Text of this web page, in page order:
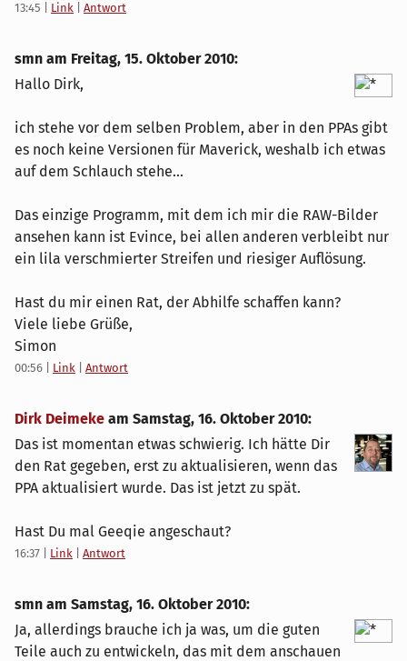
13:45 Link Antwort
smn am Freitag, 15. Oktober 2010:
Hallo Dirk,
ich stehe vor dem selben Problem, aber in den PPAs gibt
es noch keine Versionen für Maverick, weshalb ich etwas
auf dem Schlauch stehe...
Das einzige Programm, mit dem ich mir die RAW-Bilder
ansehen kann ist Evince, bei allen anderen verbleibt nur
ein lila verschmierter Streifen und riesiger Auflösung.
Hast du mir einen Rat, der Abhilfe schaffen kann?
Viele liebe Grüße,
Simon
00:56 Link Antwort
Dirk Deimeke am Samstag, 16. Oktober 2010:
Das ist momentan etwas schwierig. Ich hätte Dir
den Rat gegeben, erst zu aktualisieren, wenn das
PPA aktualisiert wurde. Das ist jetzt zu spät.
Hast Du mal Geeqie angeschaut?
16:37 Link Antwort
smn am Samstag, 16. Oktober 2010:
Ja, allerdings brauche ich ja was, um die guten
Teile auch zu entwickeln, das mit dem anschauen